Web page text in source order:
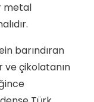
metal
barındıran
ve çikolatanın